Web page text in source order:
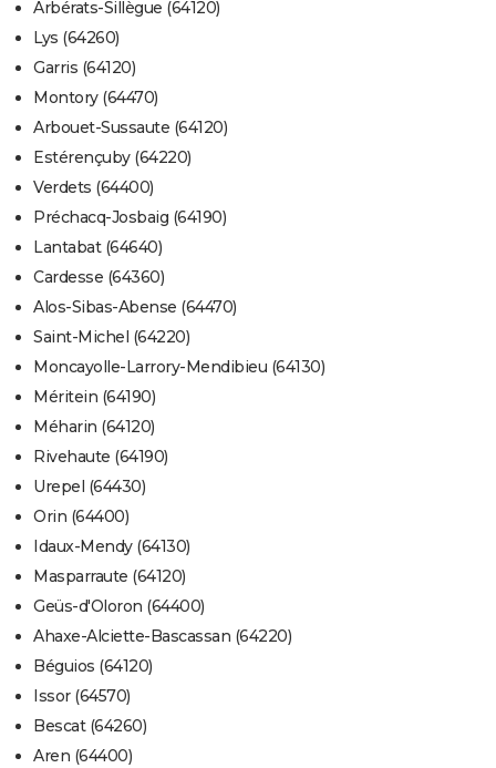
Arbérats-Sillègue (64120)
Lys (64260)
Garris (64120)
Montory (64470)
Arbouet-Sussaute (64120)
Estérençuby (64220)
Verdets (64400)
Préchacq-Josbaig (64190)
Lantabat (64640)
Cardesse (64360)
Alos-Sibas-Abense (64470)
Saint-Michel (64220)
Moncayolle-Larrory-Mendibieu (64130)
Méritein (64190)
Méharin (64120)
Rivehaute (64190)
Urepel (64430)
Orin (64400)
Idaux-Mendy (64130)
Masparraute (64120)
Geüs-d'Oloron (64400)
Ahaxe-Alciette-Bascassan (64220)
Béguios (64120)
Issor (64570)
Bescat (64260)
Aren (64400)